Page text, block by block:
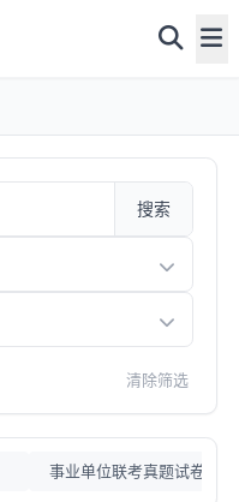
搜索
清除筛选
事业单位联考真题试卷